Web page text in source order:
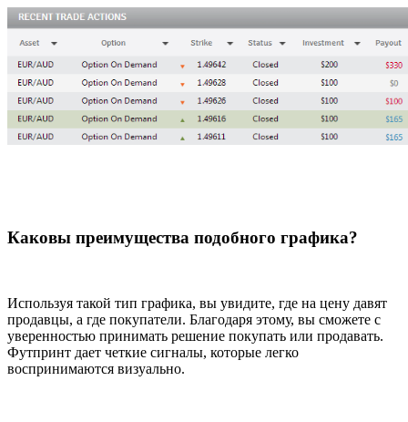
Каковы преимущества подобного графика?
Используя такой тип графика, вы увидите, где на цену давят
продавцы, а где покупатели. Благодаря этому, вы сможете с
уверенностью принимать решение покупать или продавать.
Футпринт дает четкие сигналы, которые легко
воспринимаются визуально.